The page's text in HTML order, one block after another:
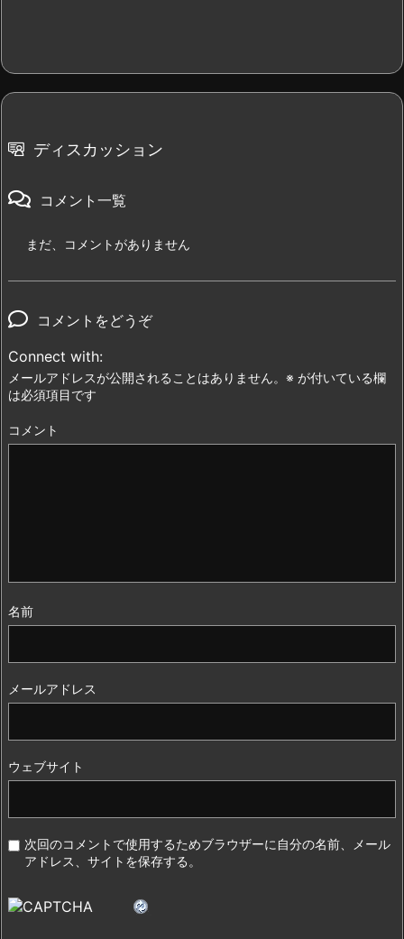
ディスカッション
コメント一覧
まだ、コメントがありません
コメントをどうぞ
Connect with:
メールアドレスが公開されることはありません。 ※ が付いている欄
は必須項目です
コメント
名前
メールアドレス
ウェブサイト
次回のコメントで使用するためブラウザーに自分の名前、メール
アドレス、サイトを保存する。